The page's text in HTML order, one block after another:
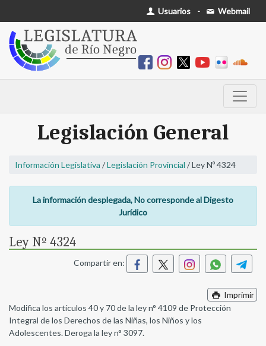
Usuarios - Webmail
Legislación General
Información Legislativa /Legislación Provincial / Ley Nº 4324
La información desplegada, No corresponde al Digesto
Jurídico
Ley Nº 4324
Compartir en:
Imprimir
Modifica los artículos 40 y 70 de la ley n° 4109 de Protección
Integral de los Derechos de las Niñas, los Niños y los
Adolescentes. Deroga la ley n° 3097.